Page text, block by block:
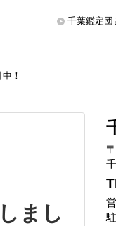
！
千葉鑑定団
まし